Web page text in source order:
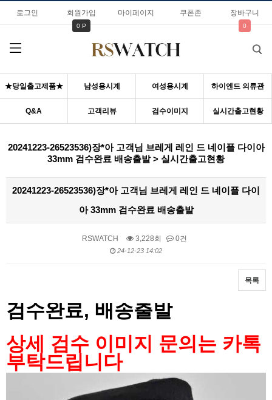
로그인 회원가입
0 P
마이페이지 쿠폰존 장바구니
0
★당일출고제품★ 남성용시계 여성용시계 하이엔드 의류관
Q&A 고객리뷰 검수이미지 실시간출고현황
20241223-26523536)장*아 고객님 브레게 레인 드 네이플 다이아
33mm 검수완료 배송출발 > 실시간출고현황
20241223-26523536)장*아 고객님 브레게 레인 드 네이플 다이
아 33mm 검수완료 배송출발
RSWATCH 3,228회 0건
24-12-23 14:02
목록
본문
검수완료, 배송출발
상세 검수 이미지 문의는 카톡
부탁드립니다